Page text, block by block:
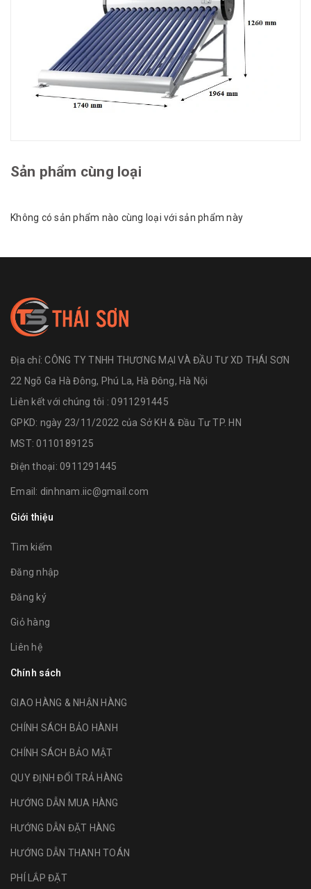
Sản phẩm cùng loại
Không có sản phẩm nào cùng loại với sản phẩm này
Địa chỉ:CÔNG TY TNHH THƯƠNG MẠI VÀ ĐẦU TƯ XD THÁI SƠN
22 Ngõ Ga Hà Đông, Phú La, Hà Đông, Hà Nội
Liên kết với chúng tôi : 0911291445
GPKD: ngày 23/11/2022 của Sở KH & Đầu Tư TP. HN
MST: 0110189125
Điện thoại: 0911291445
Email: dinhnam.iic@gmail.com
Giới thiệu
Tìm kiếm
Đăng nhập
Đăng ký
Giỏ hàng
Liên hệ
Chính sách
GIAO HÀNG & NHẬN HÀNG
CHÍNH SÁCH BẢO HÀNH
CHÍNH SÁCH BẢO MẬT
QUY ĐỊNH ĐỔI TRẢ HÀNG
HƯỚNG DẪN MUA HÀNG
HƯỚNG DẪN ĐẶT HÀNG
HƯỚNG DẪN THANH TOÁN
PHÍ LẮP ĐẶT